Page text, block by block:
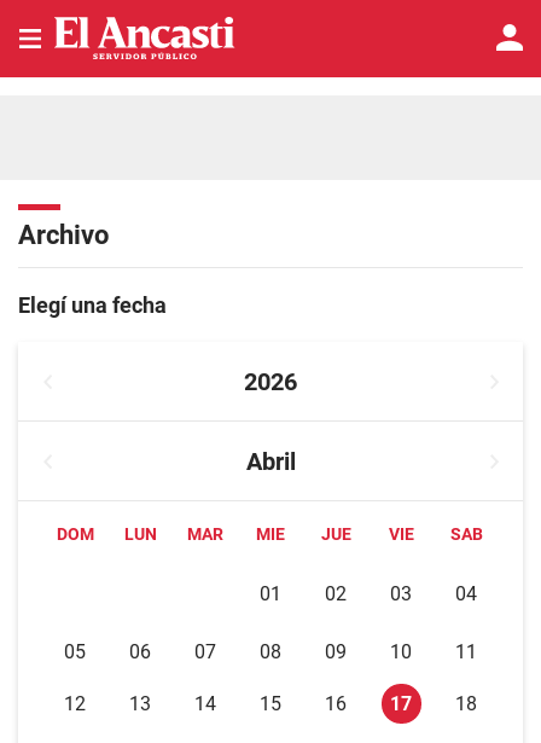
Archivo
Elegí una fecha
2026
Abril
DOM LUN MAR MIE JUE VIE SAB
01 02 03 04
05 06 07 08 09 10 11
12 13 14 15 16 17 18